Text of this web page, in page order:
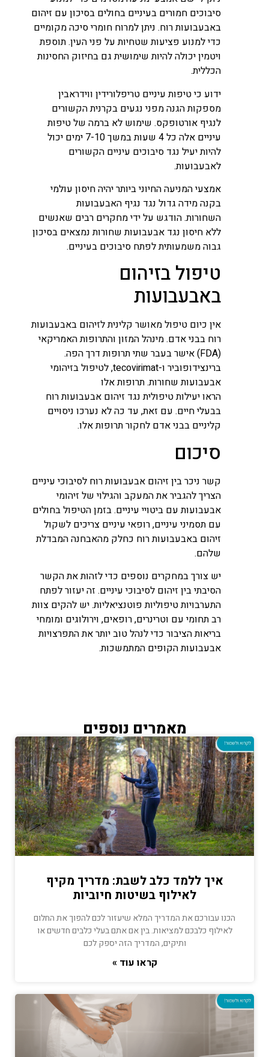
סיבוכים חמורים בעיניים בחולים בסיכון עם זיהום
באבעבועות רוח. ניתן למרוח חומרי סיכה מקומיים
כדי למנוע פציעות שטחיות על פני העין. תוספת
ויטמין יכולה להיות שימושית גם בחיזוק החסינות
הכללית.
ידוע כי טיפות עיניים טריפלורידין ווידראבין
מספקות הגנה מפני נגעים בקרנית הקשורים
לנגיף אורטופקס. שימוש לא ברמה של טיפות
עיניים אלה כל 4 שעות במשך 7-10 ימים יכול
להיות יעיל נגד סיבוכים עיניים הקשורים
לאבעבועות.
אמצעי המניעה החיוני ביותר יהיה חיסון עולמי
בקנה מידה גדול נגד נגיף האבעבועות
השחורות. הודגש על ידי מחקרים רבים שאנשים
ללא חיסון נגד אבעבועות שחורות נמצאים בסיכון
גבוה משמעותית לפתח סיבוכים בעיניים.
טיפול בזיהום
באבעבועות
אין כיום טיפול מאושר קלינית לזיהום באבעבועות
רוח בבני אדם. מינהל המזון והתרופות האמריקאי
(FDA) אישר בעבר שתי תרופות דרך הפה.
ברינצידופוביר ו-tecovirimat, לטיפול בזיהומי
אבעבועות שחורות. תרופות אלו
הראו יעילות טיפולית נגד זיהום אבעבועות רוח
בבעלי חיים. עם זאת, עד כה לא נערכו ניסויים
קליניים בבני אדם לחקור תרופות אלו.
סיכום
קשר ניכר בין זיהום אבעבועות רוח לסיבוכי עיניים
הצריך להגביר את המעקב והגילוי של זיהומי
אבעבועות עם ביטויי עיניים. בזמן הטיפול בחולים
עם תסמיני עיניים, רופאי עיניים צריכים לשקול
זיהום באבעבועות רוח כחלק מהאבחנה המבדלת
שלהם.
יש צורך במחקרים נוספים כדי לזהות את הקשר
הסיבתי בין זיהום לסיבוכי עיניים. זה יעזור לפתח
התערבויות טיפוליות פוטנציאליות. יש להקים צוות
רב תחומי עם וטרינרים, רופאים, וירולוגים ומומחי
בריאות הציבור כדי לנהל טוב יותר את התפרצויות
אבעבועות הקופים המתמשכות.
מאמרים נוספים
איך ללמד כלב לשבת: מדריך מקיף
לאילוף בשיטות חיוביות
הכנו עבורכם את המדריך המלא שיעזור לכם להפוך את החלום
לאילוף כלבכם למציאות. בין אם אתם בעלי כלבים חדשים או
ותיקים, המדריך הזה יספק לכם
קראו עוד »